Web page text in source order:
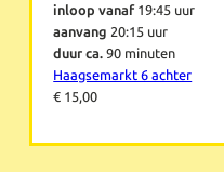
inloop vanaf19:45 uur
aanvang 20:15 uur
duur ca. 90 minuten
Haagsemarkt 6 achter
€ 15,00